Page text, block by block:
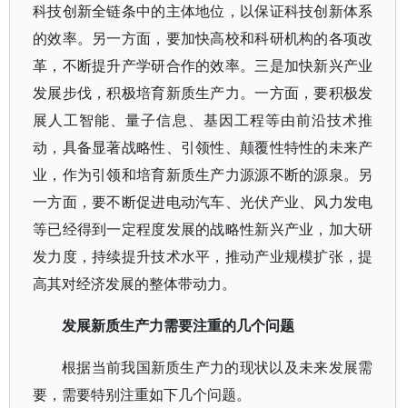
科技创新全链条中的主体地位，以保证科技创新体系
的效率。另一方面，要加快高校和科研机构的各项改
革，不断提升产学研合作的效率。三是加快新兴产业
发展步伐，积极培育新质生产力。一方面，要积极发
展人工智能、量子信息、基因工程等由前沿技术推
动，具备显著战略性、引领性、颠覆性特性的未来产
业，作为引领和培育新质生产力源源不断的源泉。另
一方面，要不断促进电动汽车、光伏产业、风力发电
等已经得到一定程度发展的战略性新兴产业，加大研
发力度，持续提升技术水平，推动产业规模扩张，提
高其对经济发展的整体带动力。
发展新质生产力需要注重的几个问题
根据当前我国新质生产力的现状以及未来发展需
要，需要特别注重如下几个问题。